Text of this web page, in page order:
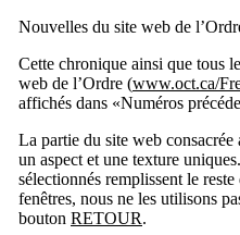
Nouvelles du site web de
Cette chronique ainsi que tous
web de l’Ordre (www.oct.ca/
affichés dans «Numéros
La partie du site web
un aspect et une texture
sélectionnés remplissent le
fenêtres, nous ne les utilisons
bouton RETOUR.